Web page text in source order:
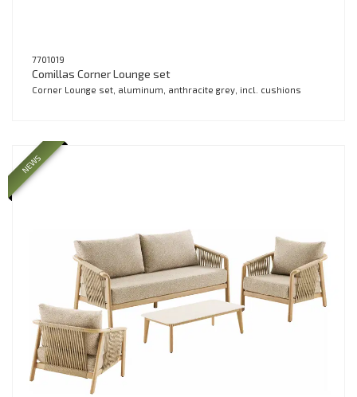
7701019
Comillas Corner Lounge set
Corner Lounge set, aluminum, anthracite grey, incl. cushions
NEWS